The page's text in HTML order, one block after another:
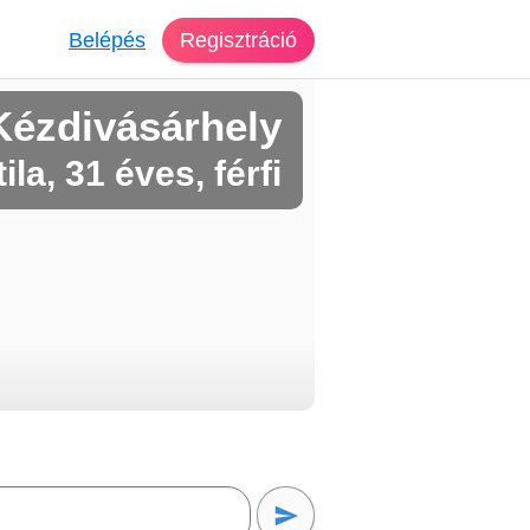
Belépés Regisztráció
31 éves, férfi